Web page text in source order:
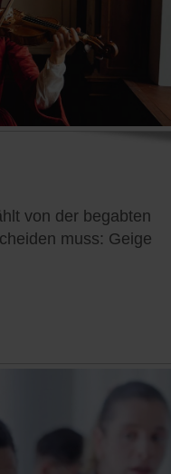
von der begabten
muss: Geige